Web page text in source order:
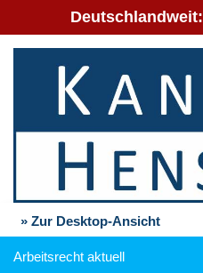
Deutschlandweit:
» Zur Desktop-Ansicht
Arbeitsrecht aktuell